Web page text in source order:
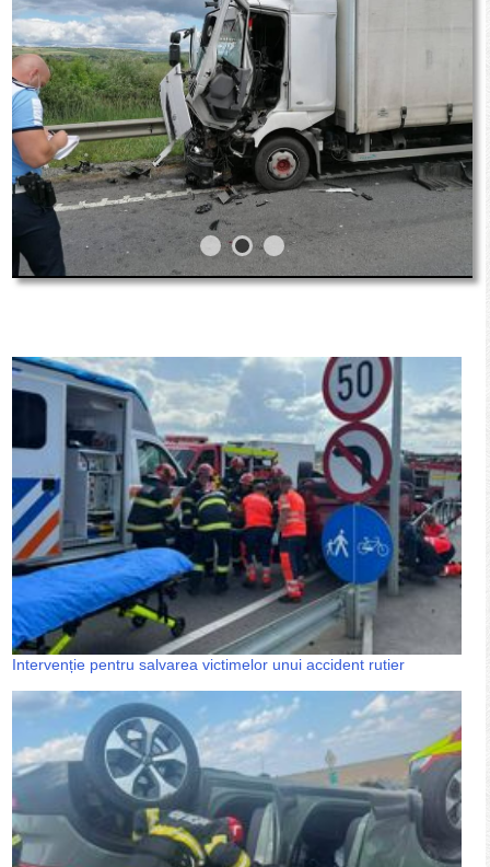
Intervenție pentru salvarea victimelor unui accident rutier